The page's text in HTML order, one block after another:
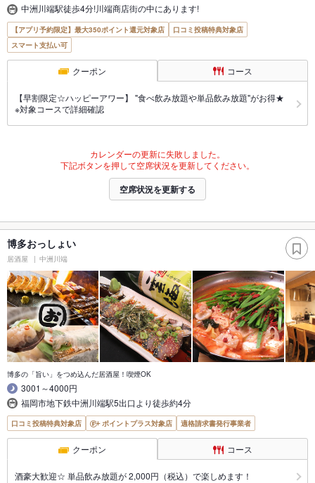
中洲川端駅徒歩4分!川端商店街の中にあります!
【アプリ予約限定】最大350ポイント還元対象店
口コミ投稿特典対象店
スマート支払い可
クーポン コース
【早割限定☆ハッピーアワー】 "食べ飲み放題や単品飲み放題"がお得★
※対象コースで詳細確認
カレンダーの更新に失敗しました。
下記ボタンを押して空席状況を更新してください。
空席状況を更新する
博多おっしょい
居酒屋 中洲川端
博多の「旨い」をつめ込んだ居酒屋！喫煙OK
3001～4000円
福岡市地下鉄中洲川端駅5出口より徒歩約4分
口コミ投稿特典対象店 ポイントプラス対象店 適格請求書発行事業者
クーポン コース
酒豪大歓迎☆ 単品飲み放題が 2,000円（税込）で楽しめます！